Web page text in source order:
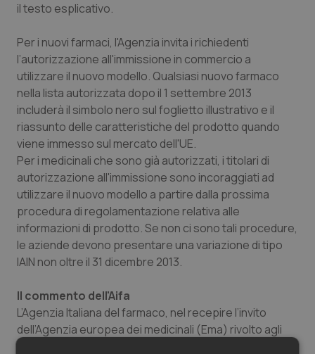
Rene & patologie urogenitali
Salute orale & impianti
Sangue & coagulazione
Tiroide
Tumore al seno
Tumore ovarico
Tumori del Polmone & Testa Collo
Ulcera & Reflusso
il testo esplicativo.
Per i nuovi farmaci, l'Agenzia invita i richiedenti
l’autorizzazione all'immissione in commercio a
utilizzare il nuovo modello. Qualsiasi nuovo farmaco
nella lista autorizzata dopo il 1 settembre 2013
includerà il simbolo nero sul foglietto illustrativo e il
riassunto delle caratteristiche del prodotto quando
viene immesso sul mercato dell'UE.
Per i medicinali che sono già autorizzati, i titolari di
autorizzazione all'immissione sono incoraggiati ad
utilizzare il nuovo modello a partire dalla prossima
procedura di regolamentazione relativa alle
informazioni di prodotto. Se non ci sono tali procedure,
le aziende devono presentare una variazione di tipo
IAIN non oltre il 31 dicembre 2013.
Il commento dell'Aifa
L’Agenzia Italiana del farmaco, nel recepire l’invito
dell’Agenzia europea dei medicinali (Ema) rivolto agli